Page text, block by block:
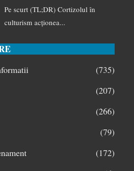
Pe scurt (TL;DR) Cortizolul în
culturism acționea...
(735)
(207)
(266)
(79)
(172)